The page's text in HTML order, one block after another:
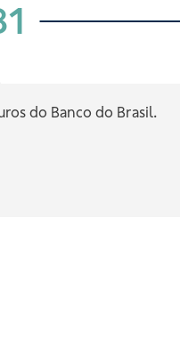
do Banco do Brasil.